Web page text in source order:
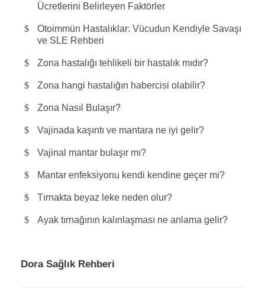
Ücretlerini Belirleyen Faktörler
Otoimmün Hastalıklar: Vücudun Kendiyle Savaşı
ve SLE Rehberi
Zona hastalığı tehlikeli bir hastalık mıdır?
Zona hangi hastalığın habercisi olabilir?
Zona Nasıl Bulaşır?
Vajinada kaşıntı ve mantara ne iyi gelir?
Vajinal mantar bulaşır mı?
Mantar enfeksiyonu kendi kendine geçer mi?
Tırnakta beyaz leke neden olur?
Ayak tırnağının kalınlaşması ne anlama gelir?
Dora Sağlık Rehberi